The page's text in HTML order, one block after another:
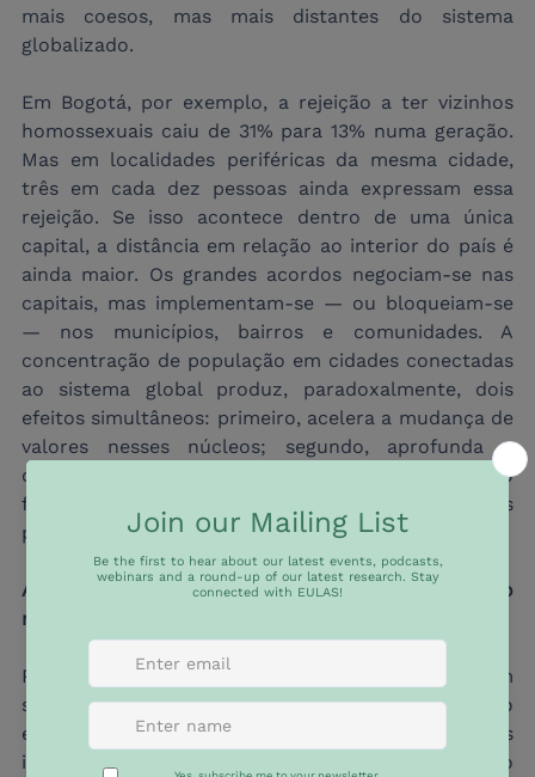
mais coesos, mas mais distantes do sistema
globalizado.
Em Bogotá, por exemplo, a rejeição a ter vizinhos
homossexuais caiu de 31% para 13% numa geração.
Mas em localidades periféricas da mesma cidade,
três em cada dez pessoas ainda expressam essa
rejeição. Se isso acontece dentro de uma única
capital, a distância em relação ao interior do país é
ainda maior. Os grandes acordos negociam-se nas
capitais, mas implementam-se — ou bloqueiam-se
— nos municípios, bairros e comunidades. A
concentração de população em cidades conectadas
ao sistema global produz, paradoxalmente, dois
efeitos simultâneos: primeiro, acelera a mudança de
valores nesses núcleos; segundo, aprofunda a
distância em relação ao resto, gerando o terreno
fértil para o descontentamento territorial que os
populismos sabem muito bem aproveitar.
A liderança de que precisamos não tem um único
nome
Perante tudo isto, a resposta mais frequente tem
sido a do líder heróico — um indivíduo
extraordinário que chega para resolver o que as
instituições falharam em sustentar. É um modelo